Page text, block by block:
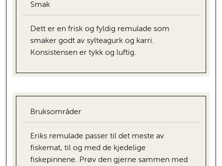
Smak
Dett er en frisk og fyldig remulade som
smaker godt av sylteagurk og karri.
Konsistensen er tykk og luftig.
Bruksområder
Eriks remulade passer til det meste av
fiskemat, til og med de kjedelige
fiskepinnene. Prøv den gjerne sammen med